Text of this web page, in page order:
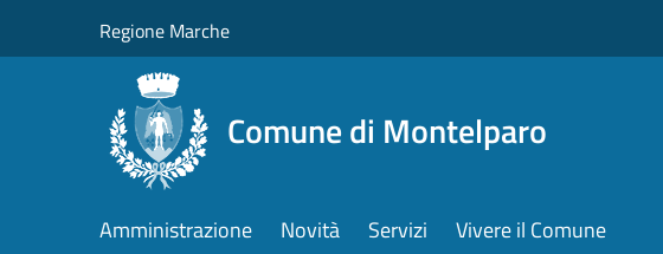
Regione Marche
Comune di Montelparo
Amministrazione Novità Servizi Vivere il Comune